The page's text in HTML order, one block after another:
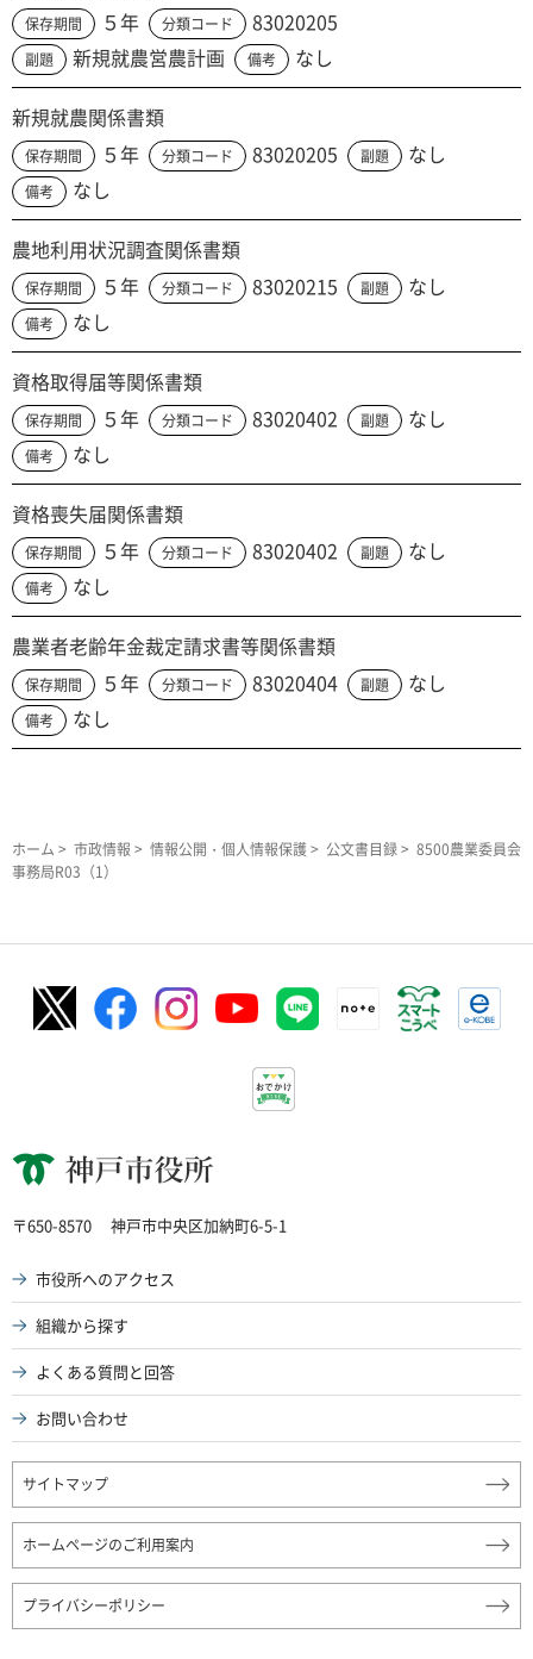
保存期間 ５年 分類コード 83020205
副題 新規就農営農計画 備考 なし
新規就農関係書類
保存期間 ５年 分類コード 83020205 副題 なし
備考 なし
農地利用状況調査関係書類
保存期間 ５年 分類コード 83020215 副題 なし
備考 なし
資格取得届等関係書類
保存期間 ５年 分類コード 83020402 副題 なし
備考 なし
資格喪失届関係書類
保存期間 ５年 分類コード 83020402 副題 なし
備考 なし
農業者老齢年金裁定請求書等関係書類
保存期間 ５年 分類コード 83020404 副題 なし
備考 なし
ホーム > 市政情報 > 情報公開・個人情報保護> 公文書目録> 8500農業委員会
事務局R03（1）
神戸市役所
〒650-8570 神戸市中央区加納町6-5-1
市役所へのアクセス
組織から探す
よくある質問と回答
お問い合わせ
サイトマップ
ホームページのご利用案内
プライバシーポリシー